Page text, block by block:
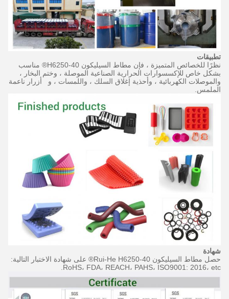
تطبيقات
نظرًا للخصائص المتميزة ، فإن مطاط السيليكون H6250-40® مناسب
بشكل خاص للإكسسوارات الحرارية الصناعية الموصلة ، وختم البخار ،
والموصلات الكهربائية ، وأحذية إغلاق السلك ، واللمسات ، و
أزرار ناعمة
الملمس.
شهادة
حصل مطاط السيليكون Rui-He H6250-40® على شهادة الاختبار التالية:
RoHS، FDA، REACH، PAHS، ISO9001: 2016، etc.